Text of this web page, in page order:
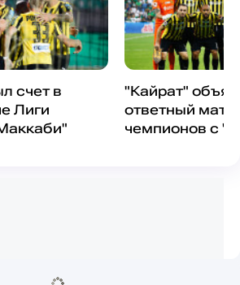
счет в
Лиги
"Кайрат"
ответный матч
чемпионов с